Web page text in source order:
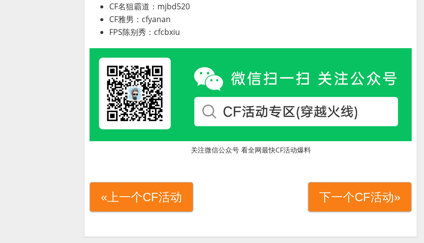
CF名狙霸道：mjbd520
CF雅男：cfyanan
FPS陈别秀：cfcbxiu
关注微信公众号 看全网最快CF活动爆料
«上一个CF活动 下一个CF活动»